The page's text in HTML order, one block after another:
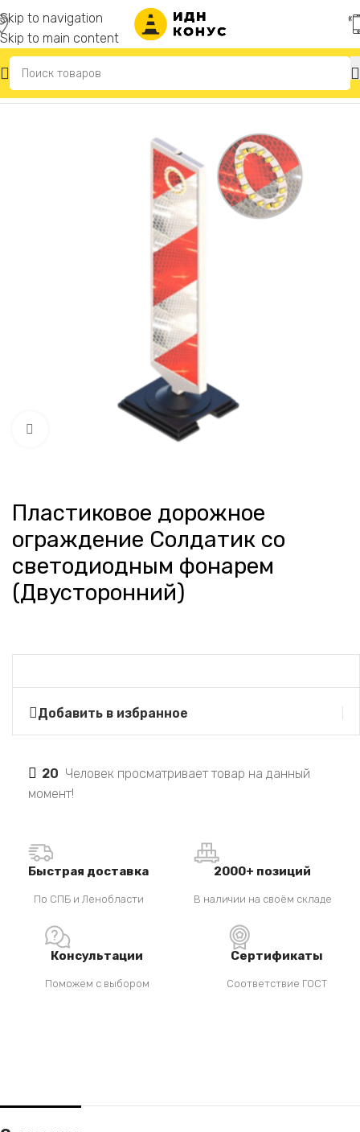
Skip to navigation
Skip to main content
Главная Дорожное ограждение «Солдатики»
Нажмите, чтобы увеличить
Пластиковое дорожное
ограждение Солдатик со
светодиодным фонарем
(Двусторонний)
Добавить в избранное
20 Человек просматривает товар на данный
момент!
Быстрая доставка
По СПБ и Ленобласти
2000+ позиций
В наличии на своём складе
Консультации
Поможем с выбором
Сертификаты
Соответствие ГОСТ